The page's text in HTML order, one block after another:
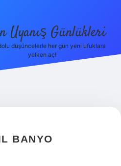
Uyanış Günlükleri
düşüncelerle her gün yeni ufuklara
yelken aç!
BANYO